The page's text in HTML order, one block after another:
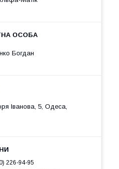
Богдан
Іванова, 5, Одеса,
226-94-95